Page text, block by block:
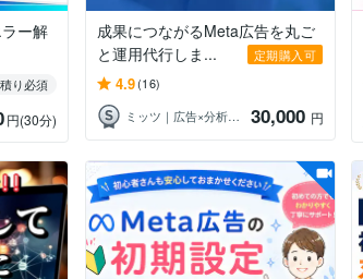
ー解
り必須
円(30分)
成果につながるMeta広告を丸ご
と運用代行しま...
定期購入可
4.9(16)
ミッツ｜広告×分析が得意な現役マーケター
30,000 円